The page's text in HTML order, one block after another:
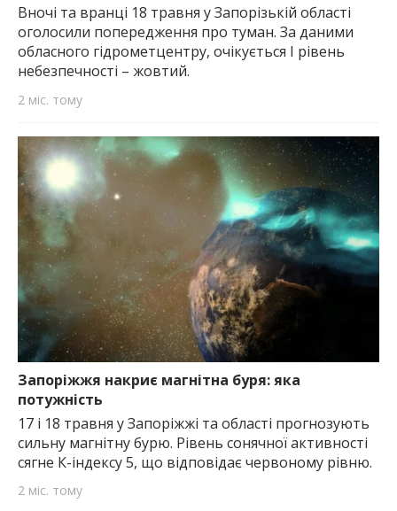
Вночі та вранці 18 травня у Запорізькій області
оголосили попередження про туман. За даними
обласного гідрометцентру, очікується І рівень
небезпечності – жовтий.
2 міс. тому
Запоріжжя накриє магнітна буря: яка
потужність
17 і 18 травня у Запоріжжі та області прогнозують
сильну магнітну бурю. Рівень сонячної активності
сягне К-індексу 5, що відповідає червоному рівню.
2 міс. тому